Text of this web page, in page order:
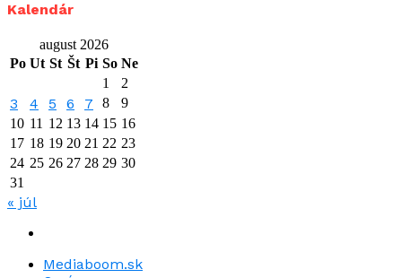
Kalendár
august 2026
Po Ut St Št Pi So Ne
1
2
3 4 5 6 7 8
9
10 11 12 13 14 15 16
17 18 19 20 21 22 23
24 25 26 27 28 29 30
31
« júl
Mediaboom.sk